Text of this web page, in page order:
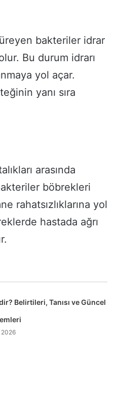
bakteriler idrar
Bu durum idrarı
yol açar.
yanı sıra
arasında
böbrekleri
rahatsızlıklarına yol
hastada ağrı
Belirtileri, Tanısı ve Güncel
2026